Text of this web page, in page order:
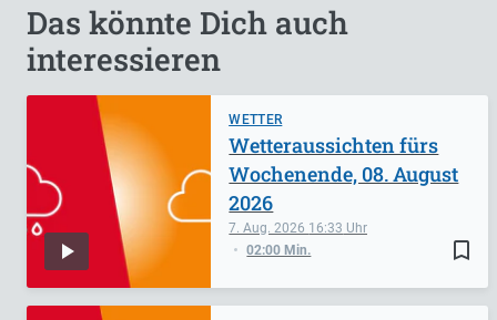
Das könnte Dich auch
interessieren
WETTER
bookmark_border
7. Aug. 2026 16:33
02:00 Min.
Wetteraussichten fürs
Wochenende, 08. August
2026